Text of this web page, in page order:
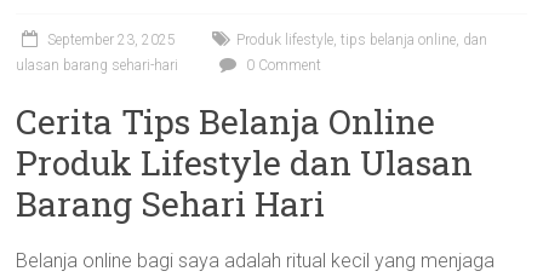
September 23, 2025
Produk lifestyle, tips belanja online, dan
ulasan barang sehari-hari
0 Comment
Cerita Tips Belanja Online
Produk Lifestyle dan Ulasan
Barang Sehari Hari
Belanja online bagi saya adalah ritual kecil yang menjaga